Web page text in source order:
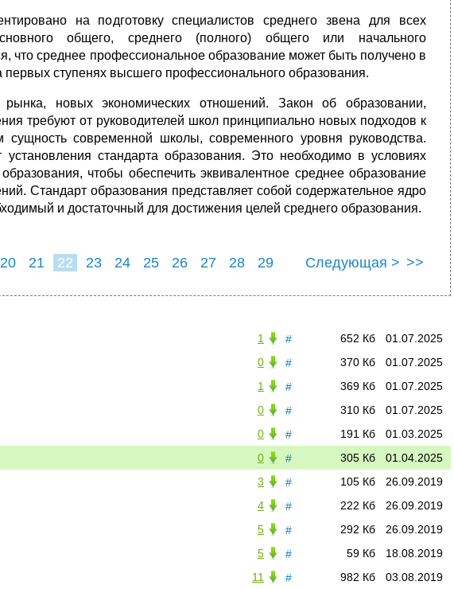
на подготовку специалистов среднего звена для всех
общего, среднего (полного) общего или начального
что среднее профессиональное образование может быть получено в
ступенях высшего профессионального образования.
новых экономических отношений. Закон об образовании,
требуют от руководителей школ принципиально новых подходов к
современной школы, современного уровня руководства.
стандарта образования. Это необходимо в условиях
чтобы обеспечить эквивалентное среднее образование
Стандарт образования представляет собой содержательное ядро
и достаточный для достижения целей среднего образования.
20 21 22 23 24 25 26 27 28
29
Следующая > >>
# 01.07.2025
652 Кб
1
#
01.07.2025
370 Кб
0
#
01.07.2025
369 Кб
1
#
01.07.2025
310 Кб
0
#
01.03.2025
191 Кб
0
#
01.04.2025
305 Кб
0
#
26.09.2019
105 Кб
3
#
26.09.2019
222 Кб
4
#
26.09.2019
292 Кб
5
#
18.08.2019
59 Кб
5
#
03.08.2019
982 Кб
11